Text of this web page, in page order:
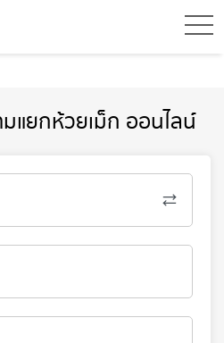
แยกห้วยเม็ก ออนไลน์